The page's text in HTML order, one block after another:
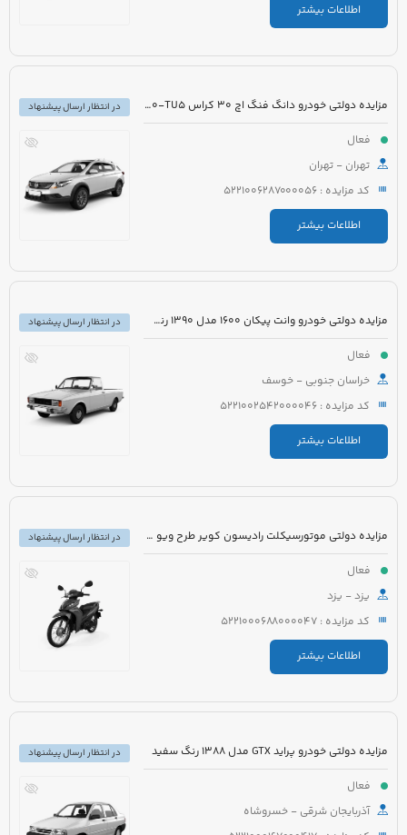
اطلاعات بیشتر
مزایده دولتی خودرو دانگ فنگ اچ 30 کراس H30-TU5 مدل 1396 رنگ سفید
فعال
تهران - تهران
کد مزایده : 5221006287000056
اطلاعات بیشتر
در انتظار ارسال پیشنهاد
مزایده دولتی خودرو وانت پیکان 1600 مدل 1390 رنگ سفید
فعال
خراسان جنوبی - خوسف
کد مزایده : 5221002542000046
اطلاعات بیشتر
در انتظار ارسال پیشنهاد
مزایده دولتی موتورسیکلت رادیسون کویر طرح ویو مدل 1395 رنگ سفید
فعال
یزد - یزد
کد مزایده : 5221000688000047
اطلاعات بیشتر
در انتظار ارسال پیشنهاد
مزایده دولتی خودرو پراید GTX مدل 1388 رنگ سفید
فعال
آذربایجان شرقی - خسروشاه
در انتظار ارسال پیشنهاد